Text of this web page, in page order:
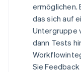
ermöglichen.
das sich auf
Untergruppe
dann Tests
Sie